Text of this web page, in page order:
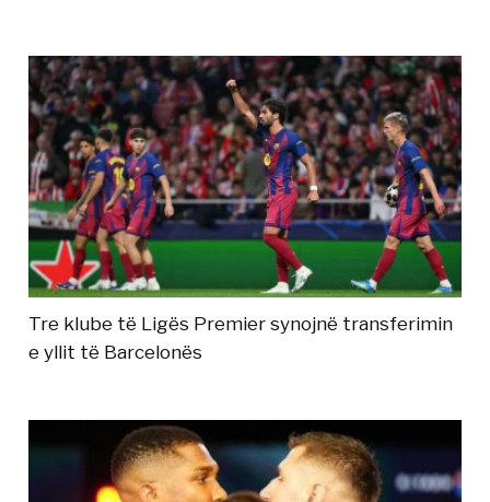
Tre klube të Ligës Premier synojnë transferimin
e yllit të Barcelonës